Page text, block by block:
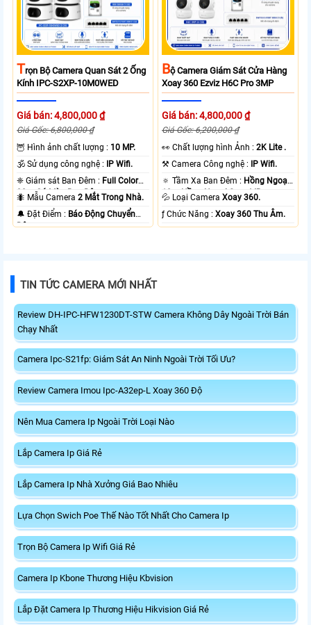
TRọn Bộ Camera Quan Sát 2 Ống
Kính IPC-S2XP-10M0WED
Giá bán: 4,800,000 ₫
Giá Gốc: 6,800,000 ₫
🦉 Hình ảnh chất lượng : 10 MP.
🕉️ Sử dụng công nghệ :
IP Wifi.
❈ Giám sát Ban Đêm : Full Color
20m Có Màu Ban Ðêm.
🐜 Mẫu Camera2 Mắt Trong Nhà.
️🔔 Đặt Điểm : Báo Động Chuyển
Động.
BỘ Camera Giám Sát Cửa Hàng
Xoay 360 Ezviz H6C Pro 3MP
Giá bán: 4,800,000 ₫
Giá Gốc: 6,200,000 ₫
️👀 Chất lượng hình Ảnh :2K Lite .
⚒ Camera Công nghệ :
IP Wifi.
🔅 Tầm Xa Ban Đêm : Hồng Ngoại
10m Hồng Ngoại Smart IR.
💦 Loại CameraXoay 360.
️ƒ Chức Năng :Xoay 360 Thu Âm.
TIN TỨC CAMERA MỚI NHẤT
Review DH-IPC-HFW1230DT-STW Camera Không Dây Ngoài Trời Bán
Chạy Nhất
Camera Ipc-S21fp: Giám Sát An Ninh Ngoài Trời Tối Ưu?
Review Camera Imou Ipc-A32ep-L Xoay 360 Độ
Nên Mua Camera Ip Ngoài Trời Loại Nào
Lắp Camera Ip Giá Rẻ
Lắp Camera Ip Nhà Xưởng Giá Bao Nhiêu
Lựa Chọn Swich Poe Thế Nào Tốt Nhất Cho Camera Ip
Trọn Bộ Camera Ip Wifi Giá Rẻ
Camera Ip Kbone Thương Hiệu Kbvision
Lắp Đặt Camera Ip Thương Hiệu Hikvision Giá Rẻ